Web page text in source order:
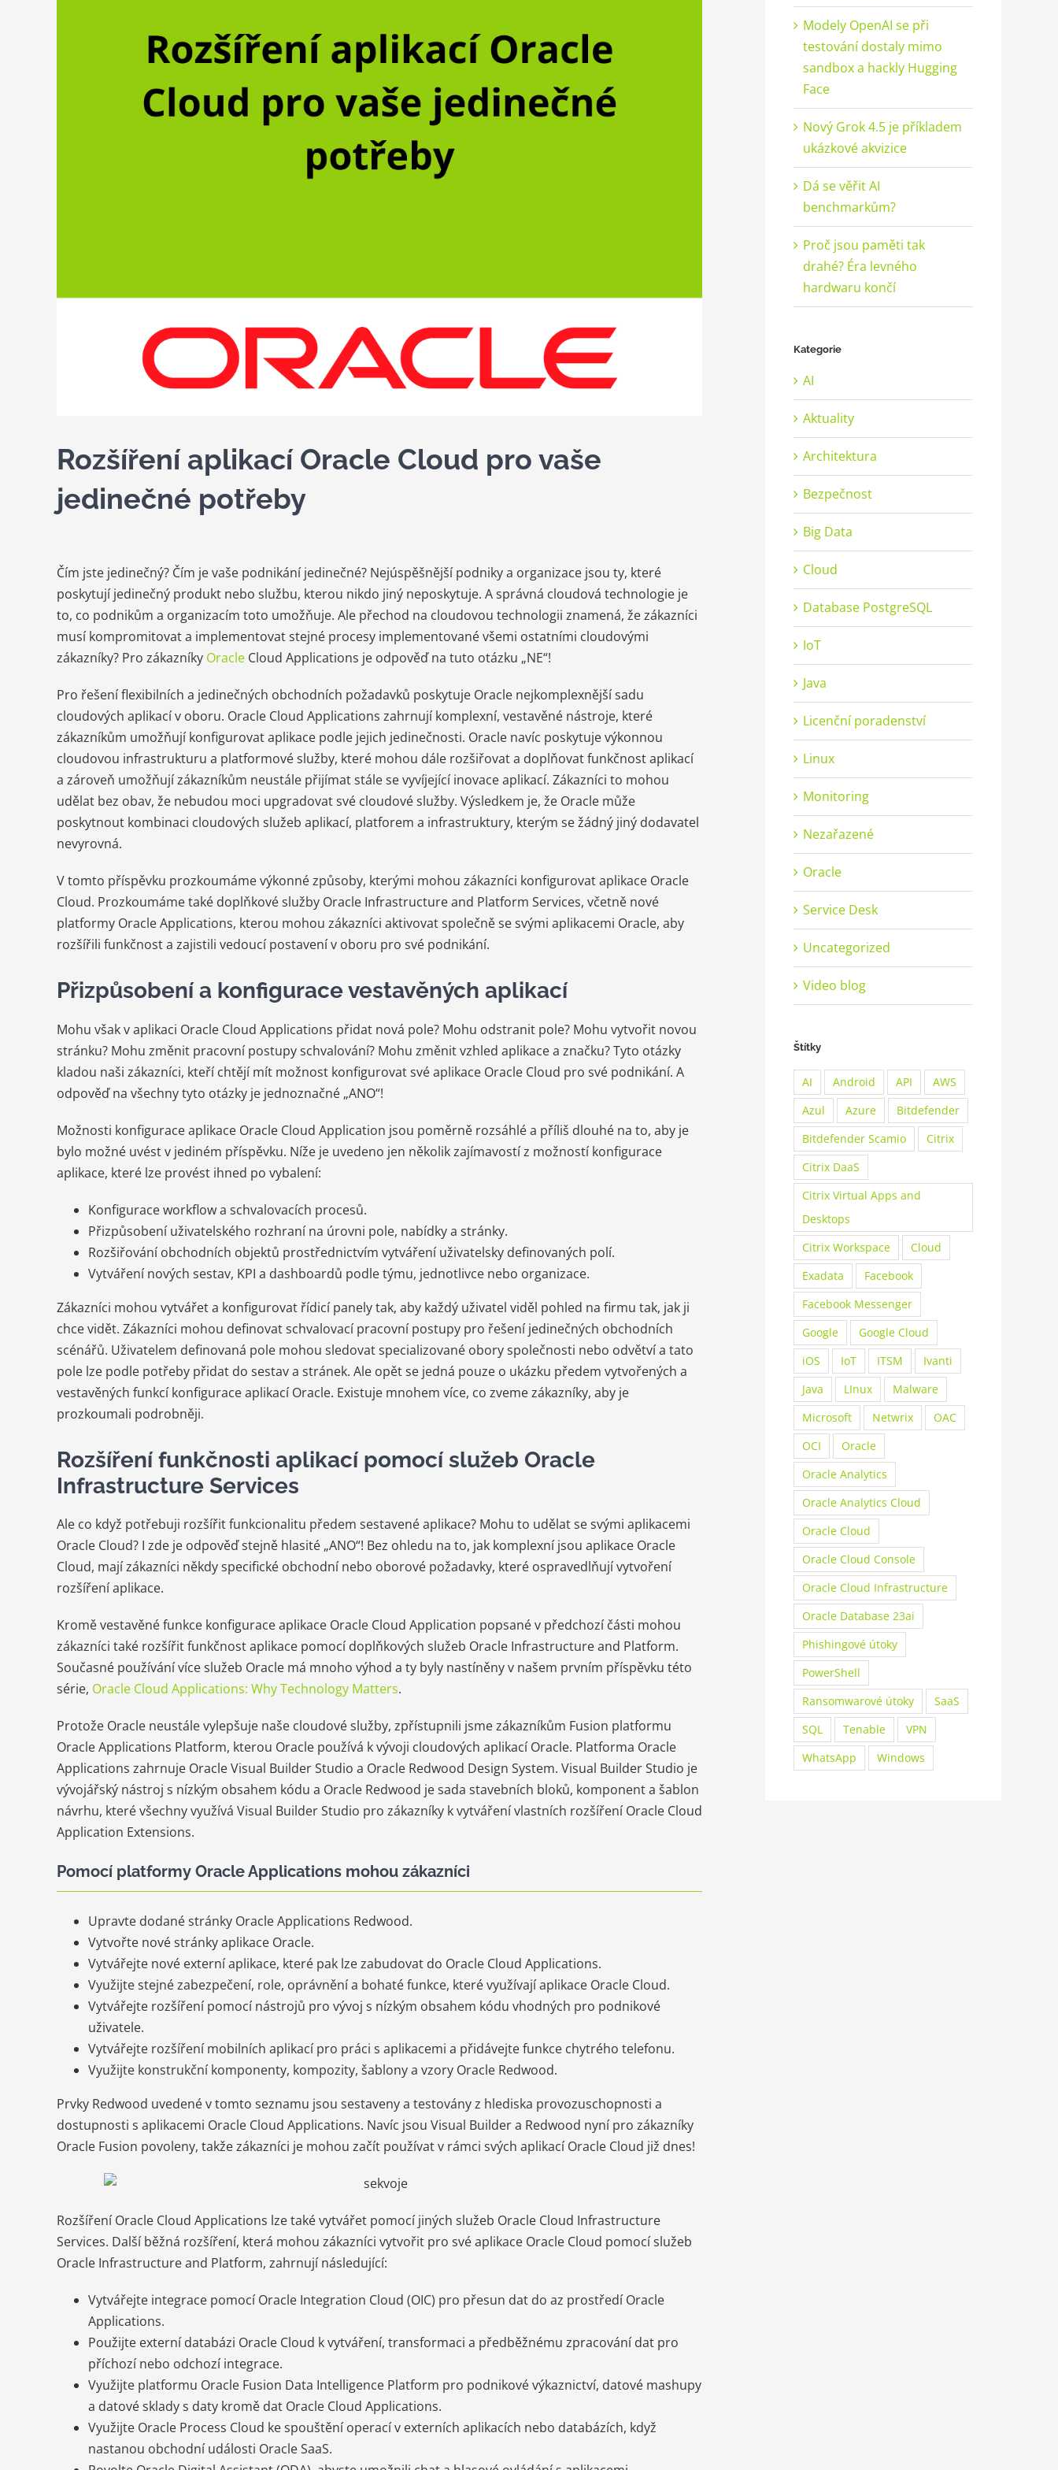
Rozšíření aplikací Oracle Cloud pro vaše
jedinečné potřeby
Čím jste jedinečný? Čím je vaše podnikání jedinečné? Nejúspěšnější podniky a organizace jsou ty, které
poskytují jedinečný produkt nebo službu, kterou nikdo jiný neposkytuje. A správná cloudová technologie je
to, co podnikům a organizacím toto umožňuje. Ale přechod na cloudovou technologii znamená, že zákazníci
musí kompromitovat a implementovat stejné procesy implementované všemi ostatními cloudovými
zákazníky? Pro zákazníky OracleCloud Applications je odpověď na tuto otázku „NE“!
Pro řešení flexibilních a jedinečných obchodních požadavků poskytuje Oracle nejkomplexnější sadu
cloudových aplikací v oboru. Oracle Cloud Applications zahrnují komplexní, vestavěné nástroje, které
zákazníkům umožňují konfigurovat aplikace podle jejich jedinečnosti. Oracle navíc poskytuje výkonnou
cloudovou infrastrukturu a platformové služby, které mohou dále rozšiřovat a doplňovat funkčnost aplikací
a zároveň umožňují zákazníkům neustále přijímat stále se vyvíjející inovace aplikací. Zákazníci to mohou
udělat bez obav, že nebudou moci upgradovat své cloudové služby. Výsledkem je, že Oracle může
poskytnout kombinaci cloudových služeb aplikací, platforem a infrastruktury, kterým se žádný jiný dodavatel
nevyrovná.
V tomto příspěvku prozkoumáme výkonné způsoby, kterými mohou zákazníci konfigurovat aplikace Oracle
Cloud. Prozkoumáme také doplňkové služby Oracle Infrastructure and Platform Services, včetně nové
platformy Oracle Applications, kterou mohou zákazníci aktivovat společně se svými aplikacemi Oracle, aby
rozšířili funkčnost a zajistili vedoucí postavení v oboru pro své podnikání.
Přizpůsobení a konfigurace vestavěných aplikací
Mohu však v aplikaci Oracle Cloud Applications přidat nová pole? Mohu odstranit pole? Mohu vytvořit novou
stránku? Mohu změnit pracovní postupy schvalování? Mohu změnit vzhled aplikace a značku? Tyto otázky
kladou naši zákazníci, kteří chtějí mít možnost konfigurovat své aplikace Oracle Cloud pro své podnikání. A
odpověď na všechny tyto otázky je jednoznačné „ANO“!
Možnosti konfigurace aplikace Oracle Cloud Application jsou poměrně rozsáhlé a příliš dlouhé na to, aby je
bylo možné uvést v jediném příspěvku. Níže je uvedeno jen několik zajímavostí z možností konfigurace
aplikace, které lze provést ihned po vybalení:
Konfigurace workflow a schvalovacích procesů.
Přizpůsobení uživatelského rozhraní na úrovni pole, nabídky a stránky.
Rozšiřování obchodních objektů prostřednictvím vytváření uživatelsky definovaných polí.
Vytváření nových sestav, KPI a dashboardů podle týmu, jednotlivce nebo organizace.
Zákazníci mohou vytvářet a konfigurovat řídicí panely tak, aby každý uživatel viděl pohled na firmu tak, jak ji
chce vidět. Zákazníci mohou definovat schvalovací pracovní postupy pro řešení jedinečných obchodních
scénářů. Uživatelem definovaná pole mohou sledovat specializované obory společnosti nebo odvětví a tato
pole lze podle potřeby přidat do sestav a stránek. Ale opět se jedná pouze o ukázku předem vytvořených a
vestavěných funkcí konfigurace aplikací Oracle. Existuje mnohem více, co zveme zákazníky, aby je
prozkoumali podrobněji.
Rozšíření funkčnosti aplikací pomocí služeb Oracle
Infrastructure Services
Ale co když potřebuji rozšířit funkcionalitu předem sestavené aplikace? Mohu to udělat se svými aplikacemi
Oracle Cloud? I zde je odpověď stejně hlasité „ANO“! Bez ohledu na to, jak komplexní jsou aplikace Oracle
Cloud, mají zákazníci někdy specifické obchodní nebo oborové požadavky, které ospravedlňují vytvoření
rozšíření aplikace.
Kromě vestavěné funkce konfigurace aplikace Oracle Cloud Application popsané v předchozí části mohou
zákazníci také rozšířit funkčnost aplikace pomocí doplňkových služeb Oracle Infrastructure and Platform.
Současné používání více služeb Oracle má mnoho výhod a ty byly nastíněny v našem prvním příspěvku této
série, Oracle Cloud Applications: Why Technology Matters.
Protože Oracle neustále vylepšuje naše cloudové služby, zpřístupnili jsme zákazníkům Fusion platformu
Oracle Applications Platform, kterou Oracle používá k vývoji cloudových aplikací Oracle. Platforma Oracle
Applications zahrnuje Oracle Visual Builder Studio a Oracle Redwood Design System. Visual Builder Studio je
vývojářský nástroj s nízkým obsahem kódu a Oracle Redwood je sada stavebních bloků, komponent a šablon
návrhu, které všechny využívá Visual Builder Studio pro zákazníky k vytváření vlastních rozšíření Oracle Cloud
Application Extensions.
Pomocí platformy Oracle Applications mohou zákazníci
Upravte dodané stránky Oracle Applications Redwood.
Vytvořte nové stránky aplikace Oracle.
Vytvářejte nové externí aplikace, které pak lze zabudovat do Oracle Cloud Applications.
Využijte stejné zabezpečení, role, oprávnění a bohaté funkce, které využívají aplikace Oracle Cloud.
Vytvářejte rozšíření pomocí nástrojů pro vývoj s nízkým obsahem kódu vhodných pro podnikové
uživatele.
Vytvářejte rozšíření mobilních aplikací pro práci s aplikacemi a přidávejte funkce chytrého telefonu.
Využijte konstrukční komponenty, kompozity, šablony a vzory Oracle Redwood.
Prvky Redwood uvedené v tomto seznamu jsou sestaveny a testovány z hlediska provozuschopnosti a
dostupnosti s aplikacemi Oracle Cloud Applications. Navíc jsou Visual Builder a Redwood nyní pro zákazníky
Oracle Fusion povoleny, takže zákazníci je mohou začít používat v rámci svých aplikací Oracle Cloud již dnes!
Rozšíření Oracle Cloud Applications lze také vytvářet pomocí jiných služeb Oracle Cloud Infrastructure
Services. Další běžná rozšíření, která mohou zákazníci vytvořit pro své aplikace Oracle Cloud pomocí služeb
Oracle Infrastructure and Platform, zahrnují následující:
Vytvářejte integrace pomocí Oracle Integration Cloud (OIC) pro přesun dat do az prostředí Oracle
Applications.
Použijte externí databázi Oracle Cloud k vytváření, transformaci a předběžnému zpracování dat pro
příchozí nebo odchozí integrace.
Využijte platformu Oracle Fusion Data Intelligence Platform pro podnikové výkaznictví, datové mashupy
a datové sklady s daty kromě dat Oracle Cloud Applications.
Využijte Oracle Process Cloud ke spouštění operací v externích aplikacích nebo databázích, když
nastanou obchodní události Oracle SaaS.
Modely OpenAI se při
testování dostaly mimo
sandbox a hackly Hugging
Face
Nový Grok 4.5 je příkladem
ukázkové akvizice
Dá se věřit AI
benchmarkům?
Proč jsou paměti tak
drahé? Éra levného
hardwaru končí
Kategorie
AI
Aktuality
Architektura
Bezpečnost
Big Data
Cloud
Database PostgreSQL
IoT
Java
Licenční poradenství
Linux
Monitoring
Nezařazené
Oracle
Service Desk
Uncategorized
Video blog
Štítky
AI Android API
AWS
Azul
Azure
Bitdefender
Bitdefender Scamio
Citrix
Citrix DaaS
Citrix Virtual Apps and
Desktops
Citrix Workspace
Cloud
Exadata
Facebook
Facebook Messenger
Google
Google Cloud
iOS
IoT ITSM
Ivanti
Java
LInux
Malware
Microsoft
Netwrix
OAC
OCI
Oracle
Oracle Analytics
Oracle Analytics Cloud
Oracle Cloud
Oracle Cloud Console
Oracle Cloud Infrastructure
Oracle Database 23ai
Phishingové útoky
PowerShell
Ransomwarové útoky
SaaS
SQL
Tenable
VPN
WhatsApp
Windows